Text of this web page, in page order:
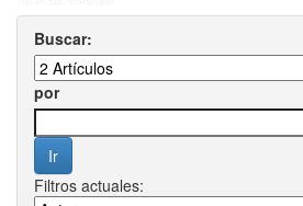
Buscar:
por
Filtros actuales: